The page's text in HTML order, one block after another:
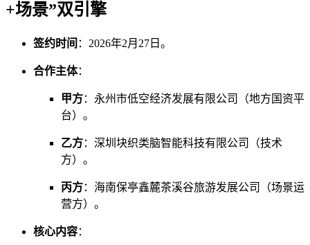
+场景”双引擎
签约时间 ：2026年2月27日。
合作主体：
甲方：永州市低空经济发展有限公司（地方国资平
台）。
乙方：深圳块织类脑智能科技有限公司（技术
方）。
丙方：海南保亭鑫麓茶溪谷旅游发展公司（场景运
营方）。
核心内容：